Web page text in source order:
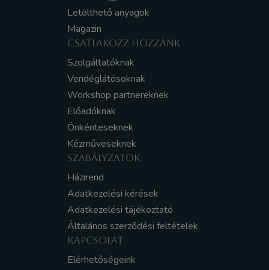
Letölthető anyagok
Magazin
CSATLAKOZZ HOZZÁNK
Szolgáltatóknak
Vendéglátósoknak
Workshop partnereknek
Előadóknak
Önkénteseknek
Kézműveseknek
SZABÁLYZATOK
Házirend
Adatkezelési kérések
Adatkezelési tájékoztató
Általános szerződési feltételek
KAPCSOLAT
Elérhetőségeink